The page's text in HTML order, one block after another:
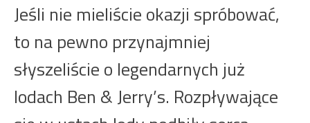
Jeśli nie mieliście okazji spróbować,
to na pewno przynajmniej
słyszeliście o legendarnych już
lodach Ben & Jerry’s. Rozpływające